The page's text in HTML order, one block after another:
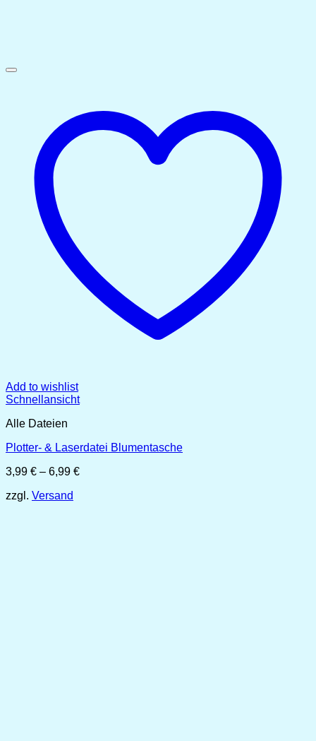
Add to wishlist
Schnellansicht
Alle Dateien
Plotter- & Laserdatei Blumentasche
3,99 € – 6,99 €Preisspanne:
zzgl. Versand